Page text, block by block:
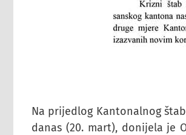
Na prijedlog Kantonalnog
danas (20. mart), donijela je